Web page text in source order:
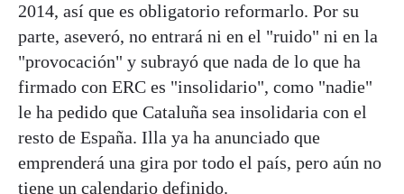
2014, así que es obligatorio reformarlo. Por su
parte, aseveró, no entrará ni en el "ruido" ni en la
"provocación" y subrayó que nada de lo que ha
firmado con ERC es "insolidario", como "nadie"
le ha pedido que Cataluña sea insolidaria con el
resto de España. Illa ya ha anunciado que
emprenderá una gira por todo el país, pero aún no
tiene un calendario definido.